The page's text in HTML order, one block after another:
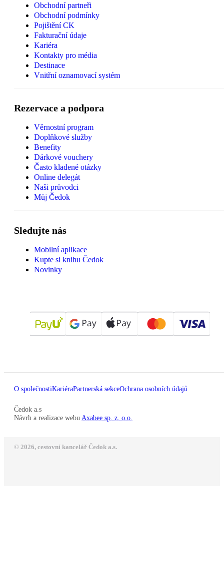
Obchodní partneři
Obchodní podmínky
Pojištění CK
Fakturační údaje
Kariéra
Kontakty pro média
Destinace
Vnitřní oznamovací systém
Rezervace a podpora
Věrnostní program
Doplňkové služby
Benefity
Dárkové vouchery
Často kladené otázky
Online delegát
Naši průvodci
Můj Čedok
Sledujte nás
Mobilní aplikace
Kupte si knihu Čedok
Novinky
O společnostiKariéraPartnerská sekceOchrana osobních údajů
Čedok a.s
Návrh a realizace webu Axabee sp. z. o.o.
© 2026, cestovní kancelář Čedok a.s.